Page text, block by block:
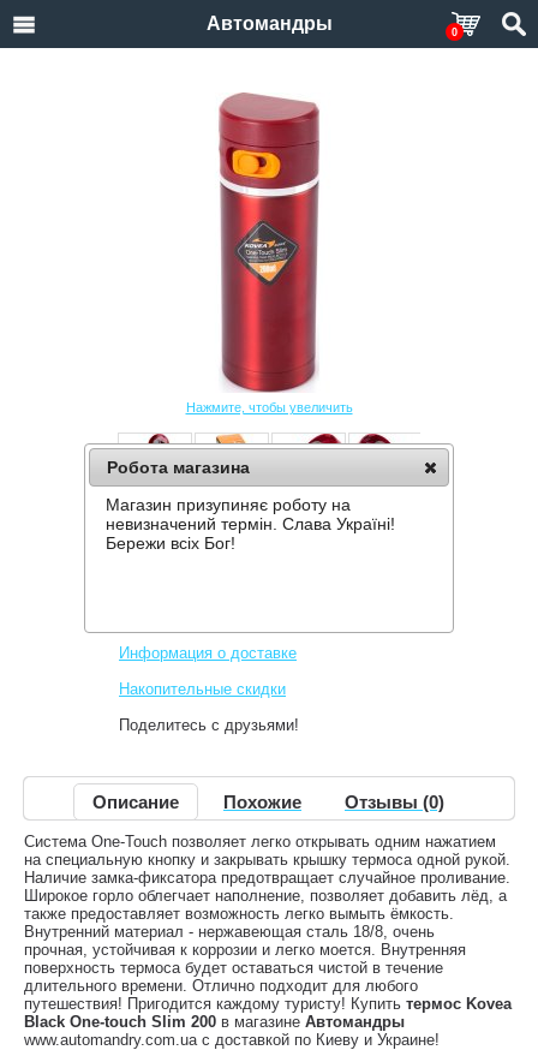
Автомандры 0
Нажмите, чтобы увеличить
ТЕРМОС KOVEA ONE-TOUCH SLIM 200
Информация о доставке
Накопительные скидки
Поделитесь с друзьями!
Описание Похожие Отзывы (0)
Система One-Touch позволяет легко открывать одним нажатием
на специальную кнопку и закрывать крышку термоса одной рукой.
Наличие замка-фиксатора предотвращает случайное проливание.
Широкое горло облегчает наполнение, позволяет добавить лёд, а
также предоставляет возможность легко вымыть ёмкость.
Внутренний материал - нержавеющая сталь 18/8, очень
прочная, устойчивая к коррозии и легко моется. Внутренняя
поверхность термоса будет оставаться чистой в течение
длительного времени. Отлично подходит для любого
путешествия! Пригодится каждому туристу! Купить термос Kovea
Black One-touch Slim 200 в магазине Автомандры
www.automandry.com.ua с доставкой по Киеву и Украине!
Робота магазина
Магазин призупиняє роботу на
невизначений термін. Слава Україні!
Бережи всіх Бог!